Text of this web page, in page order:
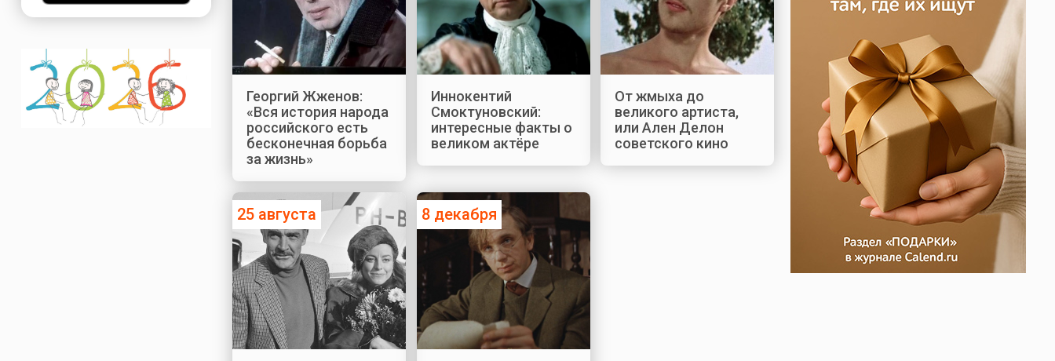
Георгий Жженов:
«Вся история народа
российского есть
бесконечная борьба
за жизнь»
Иннокентий
Смоктуновский:
интересные факты о
великом актёре
От жмыха до
великого артиста,
или Ален Делон
советского кино
25 августа 8 декабря